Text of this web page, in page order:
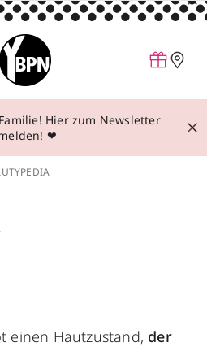
Hier zum Newsletter
❤
einen Hautzustand, der